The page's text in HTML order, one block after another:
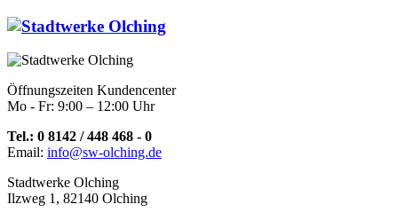
Öffnungszeiten Kundencenter
Mo - Fr: 9:00 – 12:00 Uhr
Tel.: 0 8142 / 448 468 - 0
Email: info@sw-olching.de
Stadtwerke Olching
Ilzweg 1, 82140 Olching